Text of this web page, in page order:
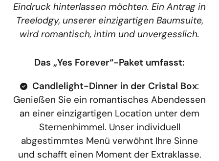
Eindruck hinterlassen möchten. Ein Antrag in
Treelodgy, unserer einzigartigen Baumsuite,
wird romantisch, intim und unvergesslich.
Das „Yes Forever“-Paket umfasst:
Candlelight-Dinner in der Cristal Box:
Genießen Sie ein romantisches Abendessen
an einer einzigartigen Location unter dem
Sternenhimmel. Unser individuell
abgestimmtes Menü verwöhnt Ihre Sinne
und schafft einen Moment der Extraklasse.